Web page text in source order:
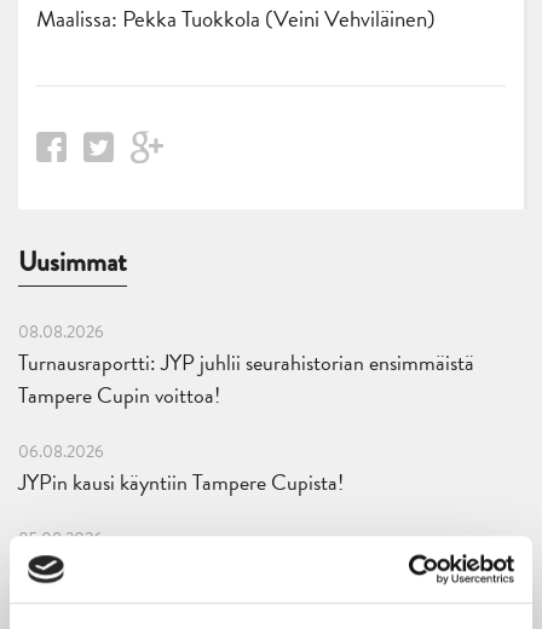
Maalissa: Pekka Tuokkola (Veini Vehviläinen)
Uusimmat
08.08.2026
Turnausraportti: JYP juhlii seurahistorian ensimmäistä
Tampere Cupin voittoa!
06.08.2026
JYPin kausi käyntiin Tampere Cupista!
05.08.2026
JYPin kapteenisto Liiga-kauteen 2026–2027 on nimetty